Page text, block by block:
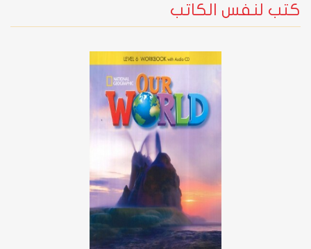
كتب لنفس الكاتب